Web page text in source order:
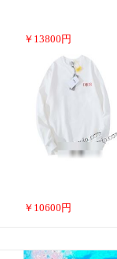
￥ 13800 円
￥ 10600 円